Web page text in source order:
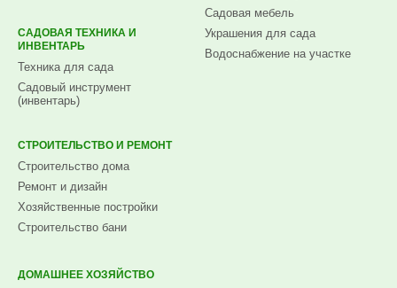
САДОВАЯ ТЕХНИКА И
ИНВЕНТАРЬ
Техника для сада
Садовый инструмент
(инвентарь)
Садовая мебель
Украшения для сада
Водоснабжение на участке
СТРОИТЕЛЬСТВО И РЕМОНТ
Строительство дома
Ремонт и дизайн
Хозяйственные постройки
Строительство бани
ДОМАШНЕЕ ХОЗЯЙСТВО